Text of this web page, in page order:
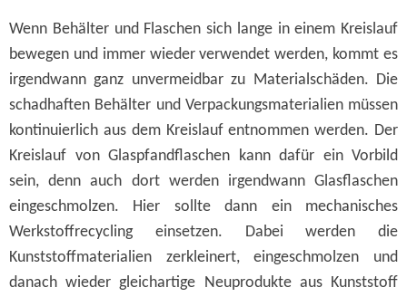
Wenn Behälter und Flaschen sich lange in einem Kreislauf
bewegen und immer wieder verwendet werden, kommt es
irgendwann ganz unvermeidbar zu Materialschäden. Die
schadhaften Behälter und Verpackungsmaterialien müssen
kontinuierlich aus dem Kreislauf entnommen werden. Der
Kreislauf von Glaspfandflaschen kann dafür ein Vorbild
sein, denn auch dort werden irgendwann Glasflaschen
eingeschmolzen. Hier sollte dann ein mechanisches
Werkstoffrecycling einsetzen. Dabei werden die
Kunststoffmaterialien zerkleinert, eingeschmolzen und
danach wieder gleichartige Neuprodukte aus Kunststoff